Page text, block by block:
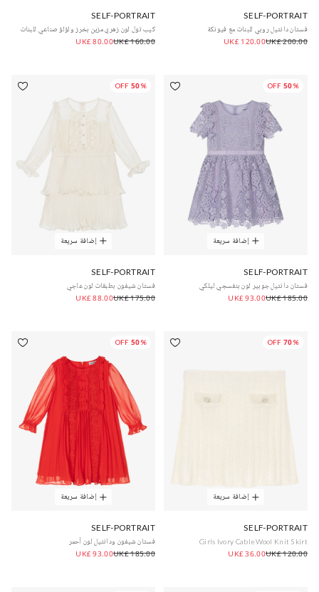
SELF-PORTRAIT
فستان دانتيل روبي للبنات مع فيونكة
UK£ 200.00
UK£ 120.00
SELF-PORTRAIT
كيب تول لون زهري مزين بخرز ولؤلؤ صناعي للبنات
UK£ 160.00
UK£ 80.00
50% OFF
إضافة سريعة
SELF-PORTRAIT
فستان دانتيل جوبير لون بنفسجي ليلكي
UK£ 185.00
UK£ 93.00
50% OFF
إضافة سريعة
SELF-PORTRAIT
فستان شيفون بطبقات لون عاجي
UK£ 175.00
UK£ 88.00
70% OFF
إضافة سريعة
SELF-PORTRAIT
Girls Ivory Cable Wool Knit Skirt
UK£ 120.00
UK£ 36.00
50% OFF
إضافة سريعة
SELF-PORTRAIT
فستان شيفون ودانتيل لون أحمر
UK£ 185.00
UK£ 93.00